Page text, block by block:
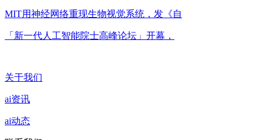
MIT用神经网络重现生物视觉系统，发《自
「新一代人工智能院士高峰论坛」开幕，
关于我们
ai资讯
ai动态